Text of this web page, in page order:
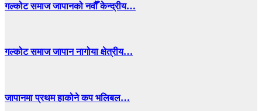
गल्कोट समाज जापानको नवौँ केन्द्रीय…
गल्कोट समाज जापान नागोया क्षेत्रीय…
जापानमा प्रथम हाकोने कप भलिबल…